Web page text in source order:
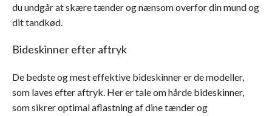
du undgår at skære tænder og nænsom overfor din mund og
dit tandkød.
Bideskinner efter aftryk
De bedste og mest effektive bideskinner er de modeller,
som laves efter aftryk. Her er tale om hårde bideskinner,
som sikrer optimal aflastning af dine tænder og